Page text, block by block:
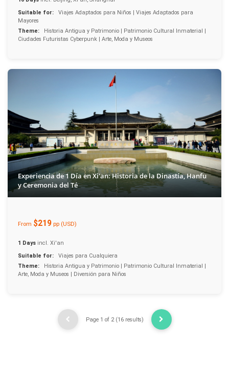
Suitable for:
Viajes Adaptados para Niños | Viajes Adaptados para
Mayores
Theme:
Historia Antigua y Patrimonio | Patrimonio Cultural Inmaterial |
Ciudades Futuristas Cyberpunk | Arte, Moda y Museos
Experiencia de 1 Día en Xi'an: Historia de la Dinastía, Hanfu
y Ceremonia del Té
From $219 pp (USD)
1 Days incl. Xi'an
Suitable for:
Viajes para Cualquiera
Theme:
Historia Antigua y Patrimonio | Patrimonio Cultural Inmaterial |
Arte, Moda y Museos | Diversión para Niños
Page 1 of 2 (16 results)